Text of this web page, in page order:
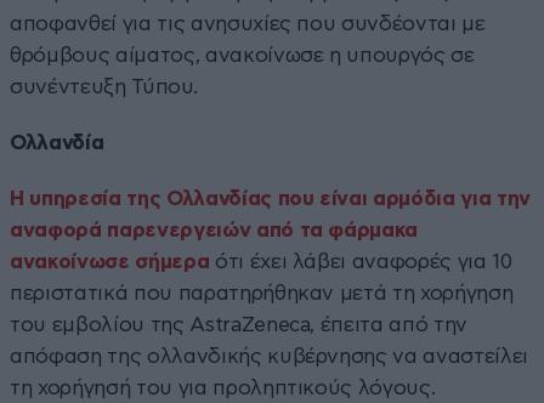
αποφανθεί για τις ανησυχίες που συνδέονται με
θρόμβους αίματος, ανακοίνωσε η υπουργός σε
συνέντευξη Τύπου.
Ολλανδία
Η υπηρεσία της Ολλανδίας που είναι αρμόδια για την
αναφορά παρενεργειών από τα φάρμακα
ανακοίνωσε σήμερα ότι έχει λάβει αναφορές για 10
περιστατικά που παρατηρήθηκαν μετά τη χορήγηση
του εμβολίου της AstraZeneca, έπειτα από την
απόφαση της ολλανδικής κυβέρνησης να αναστείλει
τη χορήγησή του για προληπτικούς λόγους.